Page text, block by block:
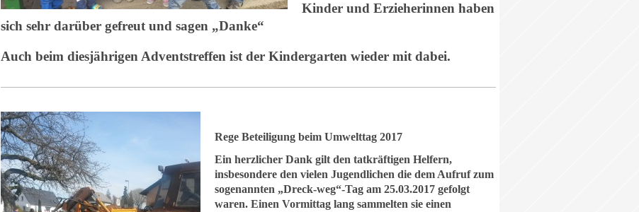
Kinder und Erzieherinnen haben
sich sehr darüber gefreut und sagen „Danke“
Auch beim diesjährigen Adventstreffen ist der Kindergarten wieder mit dabei.
Rege Beteiligung beim Umwelttag 2017
Ein herzlicher Dank gilt den tatkräftigen Helfern,
insbesondere den vielen Jugendlichen die dem Aufruf zum
sogenannten „Dreck-weg“-Tag am 25.03.2017 gefolgt
waren. Einen Vormittag lang sammelten sie einen